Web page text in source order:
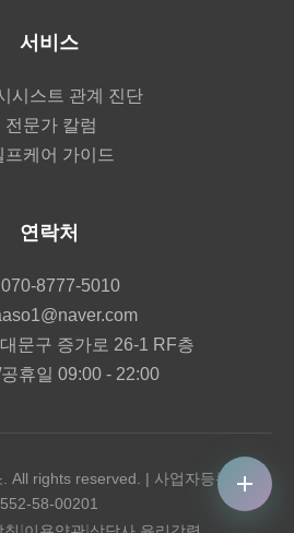
서비스
시스트 관계 진단
전문가 칼럼
프케어 가이드
연락처
070-8777-5010
문구 증가로 26-1 RF층
휴일 09:00 - 22:00
All rights reserved. | 사업자등록번호:
552-58-00201